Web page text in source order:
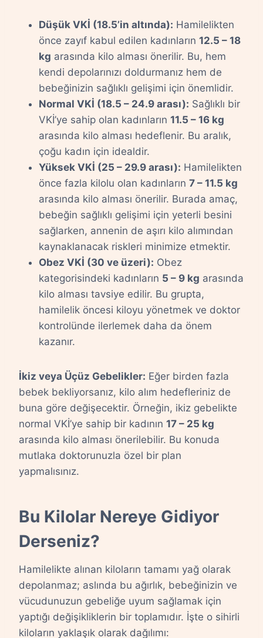
Düşük VKİ (18.5’in altında): Hamilelikten
önce zayıf kabul edilen kadınların 12.5 – 18
kg arasında kilo alması önerilir. Bu, hem
kendi depolarınızı doldurmanız hem de
bebeğinizin sağlıklı gelişimi için önemlidir.
Normal VKİ (18.5 – 24.9 arası): Sağlıklı bir
VKİ’ye sahip olan kadınların 11.5 – 16 kg
arasında kilo alması hedeflenir. Bu aralık,
çoğu kadın için idealdir.
Yüksek VKİ (25 – 29.9 arası): Hamilelikten
önce fazla kilolu olan kadınların 7 – 11.5 kg
arasında kilo alması önerilir. Burada amaç,
bebeğin sağlıklı gelişimi için yeterli besini
sağlarken, annenin de aşırı kilo alımından
kaynaklanacak riskleri minimize etmektir.
Obez VKİ (30 ve üzeri): Obez
kategorisindeki kadınların 5 – 9 kg arasında
kilo alması tavsiye edilir. Bu grupta,
hamilelik öncesi kiloyu yönetmek ve doktor
kontrolünde ilerlemek daha da önem
kazanır.
İkiz veya Üçüz Gebelikler: Eğer birden fazla
bebek bekliyorsanız, kilo alım hedefleriniz de
buna göre değişecektir. Örneğin, ikiz gebelikte
normal VKİ’ye sahip bir kadının 17 – 25 kg
arasında kilo alması önerilebilir. Bu konuda
mutlaka doktorunuzla özel bir plan
yapmalısınız.
Bu Kilolar Nereye Gidiyor
Derseniz?
Hamilelikte alınan kiloların tamamı yağ olarak
depolanmaz; aslında bu ağırlık, bebeğinizin ve
vücudunuzun gebeliğe uyum sağlamak için
yaptığı değişikliklerin bir toplamıdır. İşte o sihirli
kiloların yaklaşık olarak dağılımı: